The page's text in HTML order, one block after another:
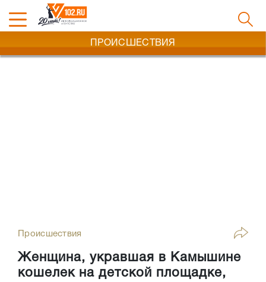
ПРОИСШЕСТВИЯ
Происшествия
Женщина, укравшая в Камышине
кошелек на детской площадке,